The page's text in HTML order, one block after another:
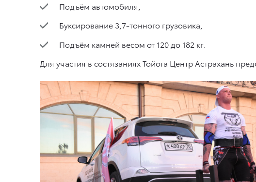
Подъём автомобиля,
Буксирование 3,7-тонного грузовика,
Подъём камней весом от 120 до 182 кг.
Для участия в состязаниях Тойота Центр Астрахань